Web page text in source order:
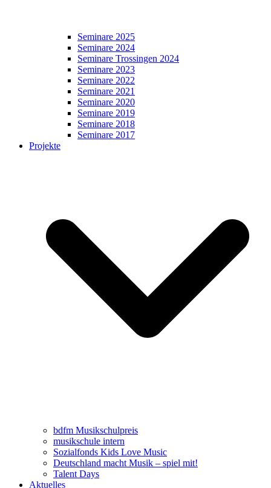
Seminare 2025
Seminare 2024
Seminare Trossingen 2024
Seminare 2023
Seminare 2022
Seminare 2021
Seminare 2020
Seminare 2019
Seminare 2018
Seminare 2017
Projekte
bdfm Musikschulpreis
musikschule intern
Sozialfonds Kids Love Music
Deutschland macht Musik – spiel mit!
Talent Days
Aktuelles